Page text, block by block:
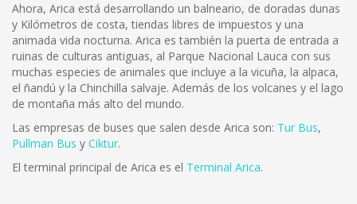
Ahora, Arica está desarrollando un balneario, de doradas dunas
y Kilómetros de costa, tiendas libres de impuestos y una
animada vida nocturna. Arica es también la puerta de entrada a
ruinas de culturas antiguas, al Parque Nacional Lauca con sus
muchas especies de animales que incluye a la vicuña, la alpaca,
el ñandú y la Chinchilla salvaje. Además de los volcanes y el lago
de montaña más alto del mundo.
Las empresas de buses que salen desde Arica son: Tur Bus,
Pullman Bus y Ciktur.
El terminal principal de Arica es el Terminal Arica.